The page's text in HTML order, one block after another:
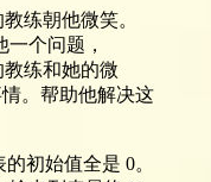
练朝他微笑。
一个问题，
教练和她的微
。帮助他解决这
初始值全是 0。